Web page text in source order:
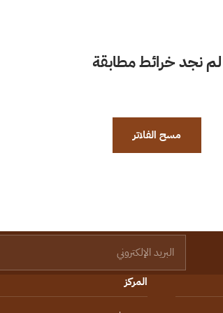
لم نجد خرائط مطابقة
مسح الفلاتر
المركز